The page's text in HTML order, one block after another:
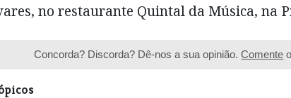
no restaurante Quintal da Música, na
Concorda? Discorda? Dê-nos a sua opinião.Comente